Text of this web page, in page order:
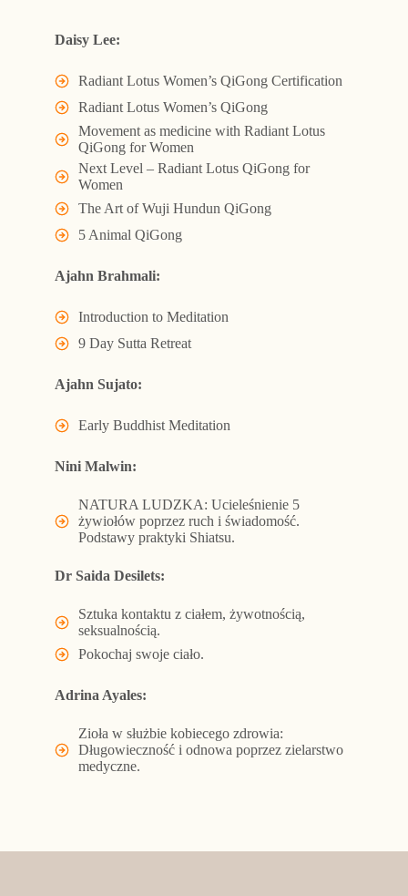
Daisy Lee:
Radiant Lotus Women’s QiGong Certification
Radiant Lotus Women’s QiGong
Movement as medicine with Radiant Lotus
QiGong for Women
Next Level – Radiant Lotus QiGong for
Women
The Art of Wuji Hundun QiGong
5 Animal QiGong
Ajahn Brahmali:
Introduction to Meditation
9 Day Sutta Retreat
Ajahn Sujato:
Early Buddhist Meditation
Nini Malwin:
NATURA LUDZKA: Ucieleśnienie 5
żywiołów poprzez ruch i świadomość.
Podstawy praktyki Shiatsu.
Dr Saida Desilets:
Sztuka kontaktu z ciałem, żywotnością,
seksualnością.
Pokochaj swoje ciało.
Adrina Ayales:
Zioła w służbie kobiecego zdrowia:
Długowieczność i odnowa poprzez zielarstwo
medyczne.